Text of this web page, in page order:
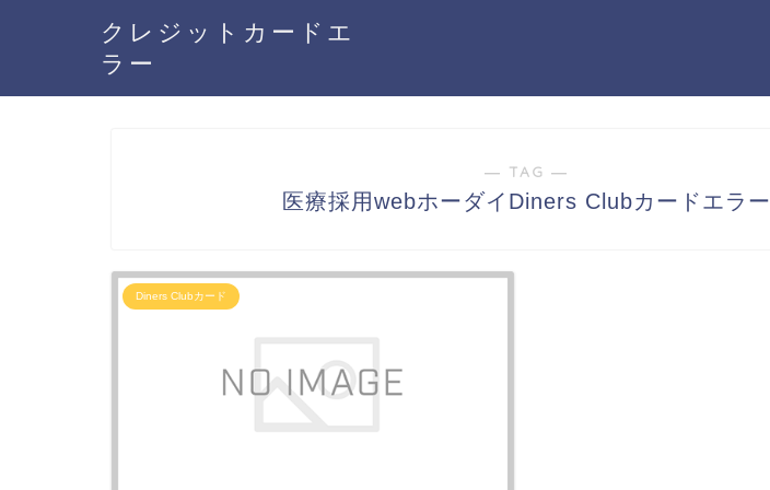
クレジットカードエ
ラー
― TAG ―
医療採用webホーダイDiners Clubカードエラー
Diners Clubカード